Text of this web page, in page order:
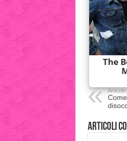
Articoli